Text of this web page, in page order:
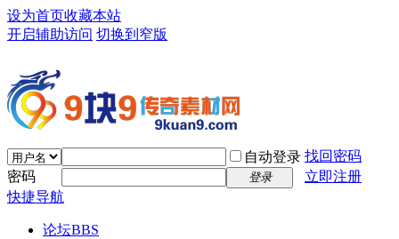
设为首页收藏本站
开启辅助访问 切换到窄版
自动登录 找回密码
密码
登录
立即注册
快捷导航
论坛BBS